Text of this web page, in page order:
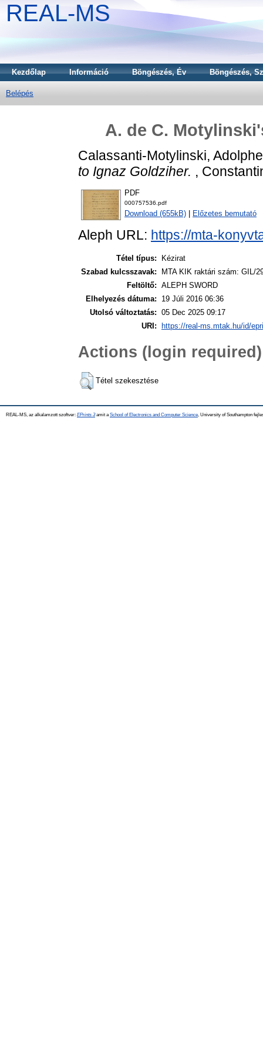
REAL-MS
Kezdőlap Információ Böngészés, Év Böngészés,
Belépés
A. de C.
Calassanti-Motylinski,
to Ignaz Goldziher. ,
PDF
000757536.pdf
Download (655kB) Előzetes bemutató
Aleph URL: https://mta-
Tétel típus:
Kézirat
Szabad kulcsszavak:
MTA KIK raktári szám: GIL/
Feltöltő: ALEPH SWORD
Elhelyezés dátuma:
19 Júli 2016 06:36
Utolsó változtatás: 05 Dec 2025 09:17
URI:
https://real-ms.mtak.hu/id/
Actions (login required)
Tétel szekesztése
REAL-MS, az alkalamzott szoftver: EPrints 3amit a School of Electronics and Computer Science , University of Southampton